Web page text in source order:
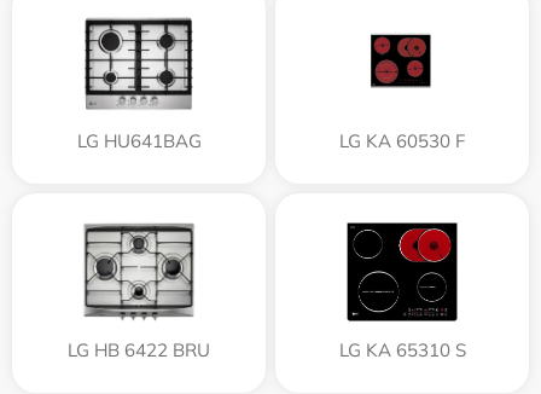
LG HU641BAG LG KA 60530 F
LG HB 6422 BRU LG KA 65310 S